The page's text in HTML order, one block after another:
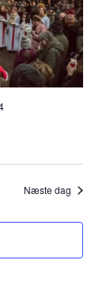
Næste dag